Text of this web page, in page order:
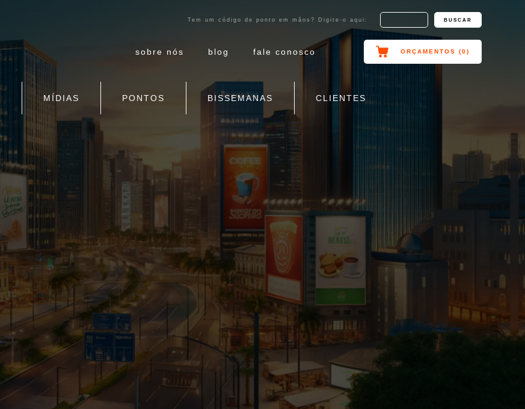
Tem um código de ponto em mãos? Digite-o aqui:
sobre nós blog fale conosco ORÇAMENTOS (0)
MÍDIAS PONTOS BISSEMANAS CLIENTES